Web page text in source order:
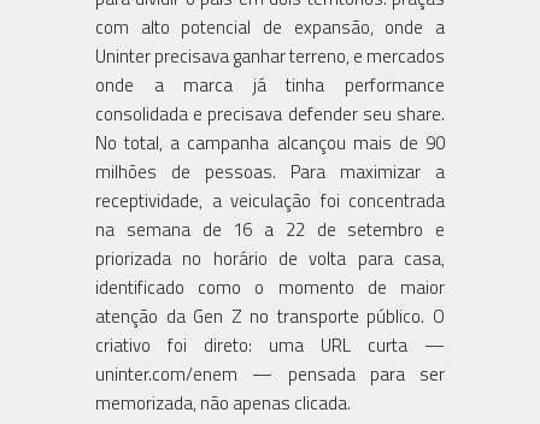
com alto potencial de expansão, onde a
Uninter precisava ganhar terreno, e mercados
onde a marca já tinha performance
consolidada e precisava defender seu share.
No total, a campanha alcançou mais de 90
milhões de pessoas. Para maximizar a
receptividade, a veiculação foi concentrada
na semana de 16 a 22 de setembro e
priorizada no horário de volta para casa,
identificado como o momento de maior
atenção da Gen Z no transporte público. O
criativo foi direto: uma URL curta —
uninter.com/enem — pensada para ser
memorizada, não apenas clicada.